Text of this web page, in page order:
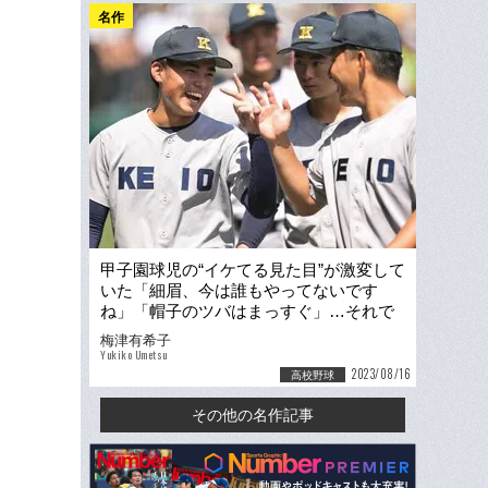
名作
甲子園球児の“イケてる見た目”が激変して
いた「細眉、今は誰もやってないです
ね」「帽子のツバはまっすぐ」…それで
も残る“根性論”ハチマキ
梅津有希子
Yukiko Umetsu
高校野球 2023/08/16
その他の名作記事